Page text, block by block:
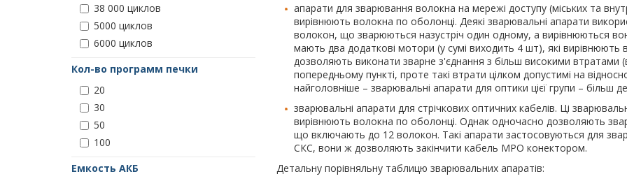
38 000 циклов
5000 циклов
6000 циклов
Кол-во программ печки
20
30
50
100
Емкость АКБ
апарати для зварювання волокна на мережі доступу (міських та
вирівнюють волокна по оболонці. Деякі зварювальні апарати
волокон, що зварюються назустріч один одному, а вирівнюються
мають два додаткові мотори (у сумі виходить 4 шт), які вирівнюють
дозволяють виконати зварне з'єднання з більш високими втратами
попередньому пункті, проте такі втрати цілком допустимі на
найголовніше – зварювальні апарати для оптики цієї групи – більш
зварювальні апарати для стрічкових оптичних кабелів. Ці
вирівнюють волокна по оболонці. Однак одночасно дозволяють
що включають до 12 волокон. Такі апарати застосовуються для
СКС, вони ж дозволяють закінчити кабель MPO конектором.
Детальну порівняльну таблицю зварювальних апаратів: